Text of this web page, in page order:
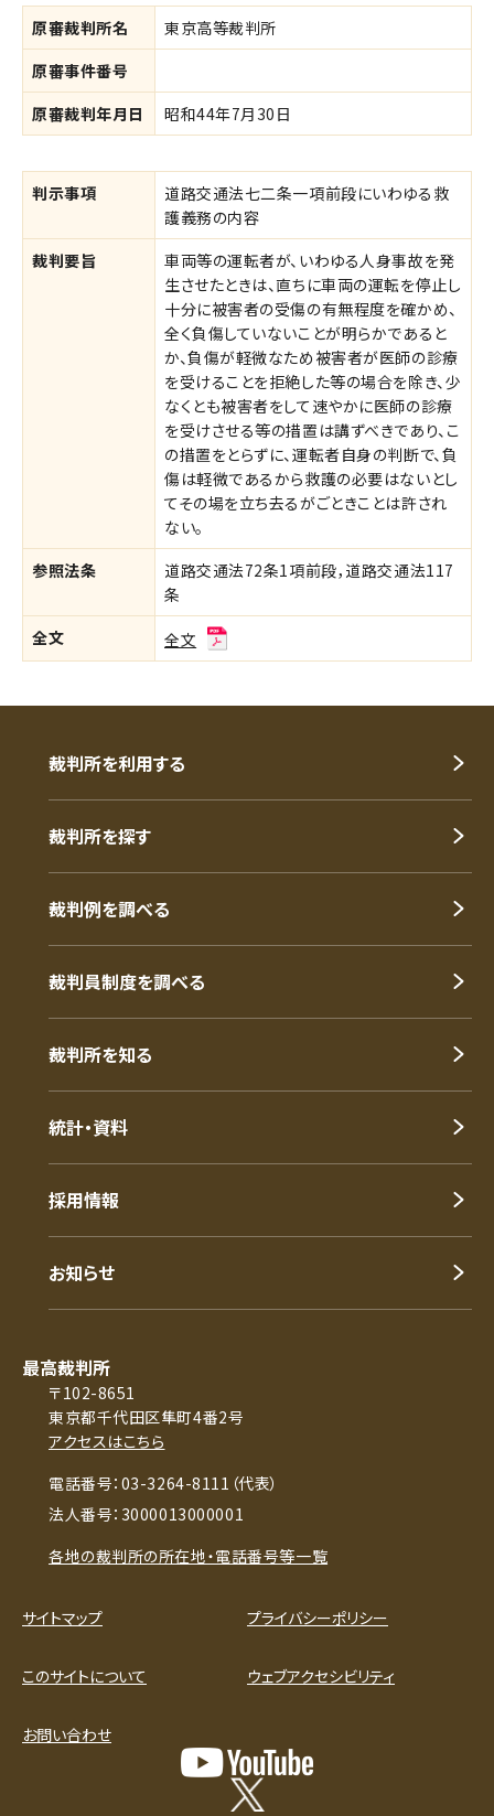
原審裁判所名
東京高等裁判所
原審事件番号
原審裁判年月日
昭和44年7月30日
判示事項
道路交通法七二条一項前段にいわゆる救
護義務の内容
裁判要旨
車両等の運転者が、いわゆる人身事故を発
生させたときは、直ちに車両の運転を停止し
十分に被害者の受傷の有無程度を確かめ、
全く負傷していないことが明らかであると
か、負傷が軽微なため被害者が医師の診療
を受けることを拒絶した等の場合を除き、少
なくとも被害者をして速やかに医師の診療
を受けさせる等の措置は講ずべきであり、こ
の措置をとらずに、運転者自身の判断で、負
傷は軽微であるから救護の必要はないとし
てその場を立ち去るがごときことは許され
ない。
参照法条
道路交通法72条1項前段，道路交通法117
条
全文
全文
裁判所を利用する
裁判所を探す
裁判例を調べる
裁判員制度を調べる
裁判所を知る
統計・資料
採用情報
お知らせ
最高裁判所
〒102-8651
東京都千代田区隼町4番2号
アクセスはこちら
電話番号：03-3264-8111（代表）
法人番号：3000013000001
各地の裁判所の所在地・電話番号等一覧
サイトマップ プライバシーポリシー
このサイトについて ウェブアクセシビリティ
お問い合わせ